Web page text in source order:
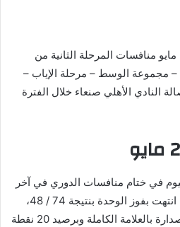
أنهى فريقي وحدة صنعاء و22 مايو منافسات المرحلة الثانية من
– مجموعة الوسط – مرحلة الإياب –
النادي الأهلي صنعاء خلال الفترة
في ختام منافسات الدوري في آخر
مباريات المرحلة الثانية والتي انتهت بفوز الوحدة بنتيجة 74 / 48،
ليكمل الوحدة البطولة في الصدارة بالعلامة الكاملة وبرصيد 20 نقطة